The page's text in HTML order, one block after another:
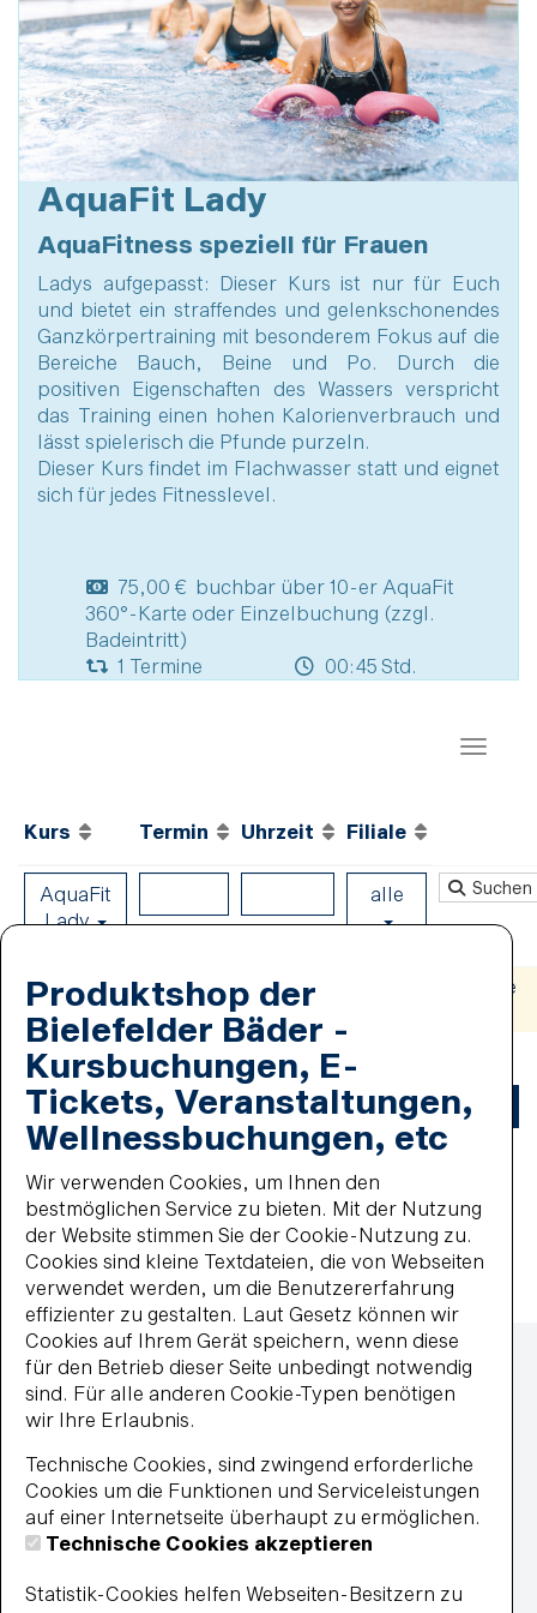
AquaFit Lady
AquaFitness speziell für Frauen
Ladys aufgepasst: Dieser Kurs ist nur für Euch
und bietet ein straffendes und gelenkschonendes
Ganzkörpertraining mit besonderem Fokus auf die
Bereiche Bauch, Beine und Po. Durch die
positiven Eigenschaften des Wassers verspricht
das Training einen hohen Kalorienverbrauch und
lässt spielerisch die Pfunde purzeln.
Dieser Kurs findet im Flachwasser statt und eignet
sich für jedes Fitnesslevel.
75,00 € buchbar über 10-er AquaFit
360°-Karte oder Einzelbuchung (zzgl.
Badeintritt)
1 Termine
00:45 Std.
Kurs Termin Uhrzeit Filiale
AquaFit
Lady
Suchen
Zu dem gewählten Termin werden keine Einzeltermine
angeboten
Einträge gesamt: 0
Einträge pro Seite: 20 40 60 80 100
Zahlmethoden
Lastschrift
MasterCard
paypal
Visa
Impressum
Datenschutz
Widerrufsbelehrung
Barrierefreiheit
Produktshop der
Bielefelder Bäder -
Kursbuchungen, E-
Tickets, Veranstaltungen,
Wellnessbuchungen, etc
Wir verwenden Cookies, um Ihnen den
bestmöglichen Service zu bieten. Mit der Nutzung
der Website stimmen Sie der Cookie-Nutzung zu.
Cookies sind kleine Textdateien, die von Webseiten
verwendet werden, um die Benutzererfahrung
effizienter zu gestalten. Laut Gesetz können wir
Cookies auf Ihrem Gerät speichern, wenn diese
für den Betrieb dieser Seite unbedingt notwendig
sind. Für alle anderen Cookie-Typen benötigen
wir Ihre Erlaubnis.
Technische Cookies, sind zwingend erforderliche
Cookies um die Funktionen und Serviceleistungen
auf einer Internetseite überhaupt zu ermöglichen.
Technische Cookies akzeptieren
Statistik-Cookies helfen Webseiten-Besitzern zu